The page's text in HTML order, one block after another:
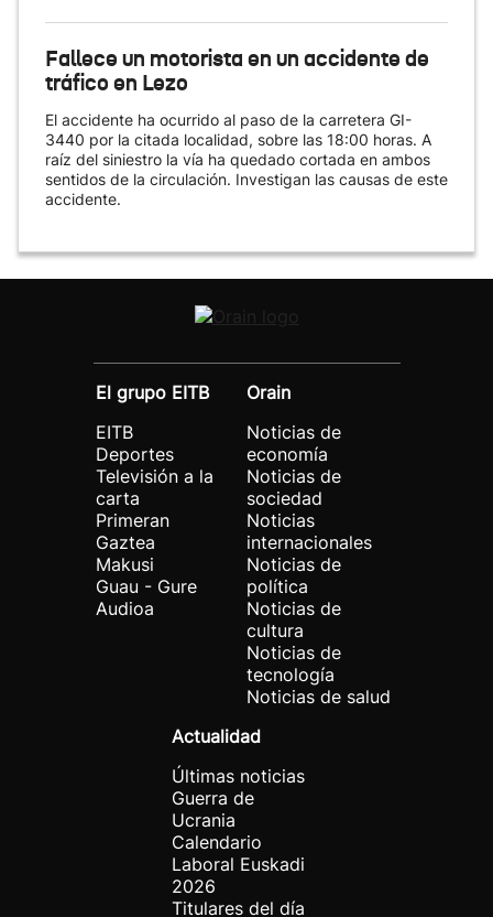
Fallece un motorista en un accidente de
tráfico en Lezo
El accidente ha ocurrido al paso de la carretera GI-
3440 por la citada localidad, sobre las 18:00 horas. A
raíz del siniestro la vía ha quedado cortada en ambos
sentidos de la circulación. Investigan las causas de este
accidente.
El grupo EITB
EITB
Deportes
Televisión a la
carta
Primeran
Gaztea
Makusi
Guau - Gure
Audioa
Orain
Noticias de
economía
Noticias de
sociedad
Noticias
internacionales
Noticias de
política
Noticias de
cultura
Noticias de
tecnología
Noticias de salud
Actualidad
Últimas noticias
Guerra de
Ucrania
Calendario
Laboral Euskadi
2026
Titulares del día